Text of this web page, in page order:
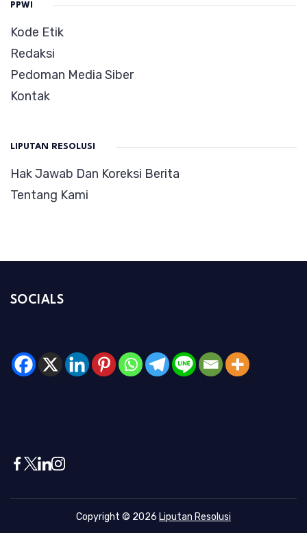
PPWI
Kode Etik
Redaksi
Pedoman Media Siber
Kontak
LIPUTAN RESOLUSI
Hak Jawab Dan Koreksi Berita
Tentang Kami
SOCIALS
Copyright © 2026 Liputan Resolusi